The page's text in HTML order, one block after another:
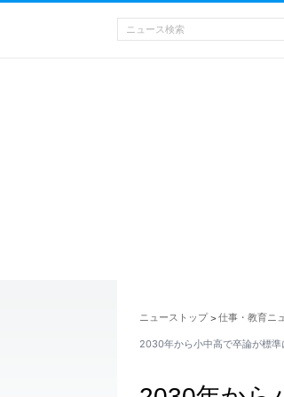
ニューストップ > 仕事・教育ニ
2030年から小中高で卒論が標